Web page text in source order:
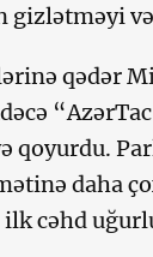
gizlətməyi
qədər
qoyurdu.
daha
cəhd